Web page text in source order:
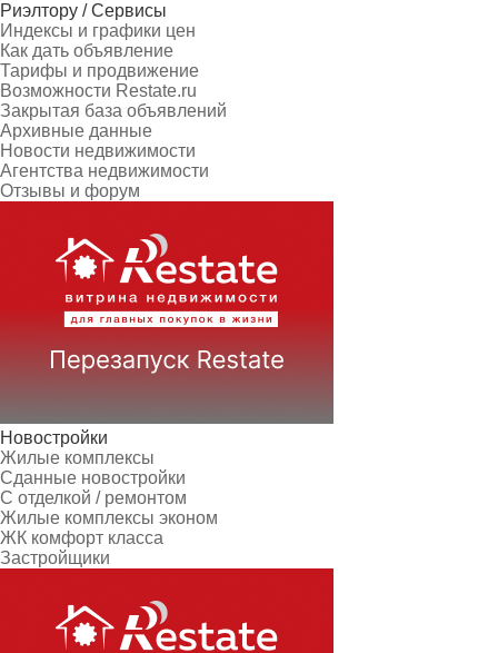
Риэлтору / Сервисы
Индексы и графики цен
Как дать объявление
Тарифы и продвижение
Возможности Restate.ru
Закрытая база объявлений
Архивные данные
Новости недвижимости
Агентства недвижимости
Отзывы и форум
Новостройки
Жилые комплексы
Сданные новостройки
С отделкой / ремонтом
Жилые комплексы эконом
ЖК комфорт класса
Застройщики